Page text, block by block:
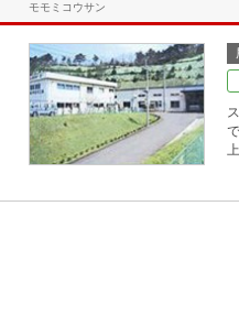
モモミコウサン